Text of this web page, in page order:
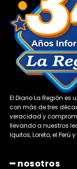
El Diario La Región
con más de tres
veracidad y
llevando a nuestros
Iquitos, Loreto, el Perú
━ nosotros